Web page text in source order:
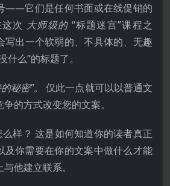
——它们是任何书面或在线促销的
次 大师级的 “标题迷宫”课程之
写出一个软弱的、不具体的、无趣
什么”的标题了。
秘密”。仅此一点就可以以普通文
的方式改变您的文案。
么样？ 这是如何知道你的读者真正
你需要在你的文案中做什么才能
他建立联系。